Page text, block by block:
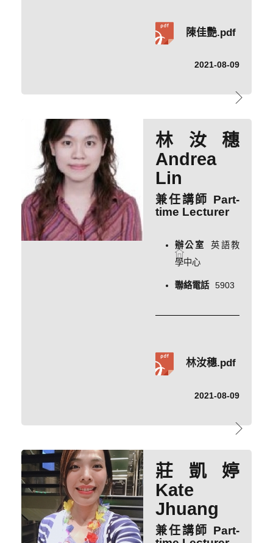
陳佳艷.pdf
2021-08-09
林汝穗
Andrea
Lin
兼任講師 Part-
time Lecturer
辦公室
英語教
學中心
聯絡電話 5903
林汝穗.pdf
2021-08-09
莊凱婷
Kate
Jhuang
兼任講師 Part-